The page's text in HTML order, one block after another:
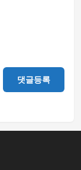
댓글등록